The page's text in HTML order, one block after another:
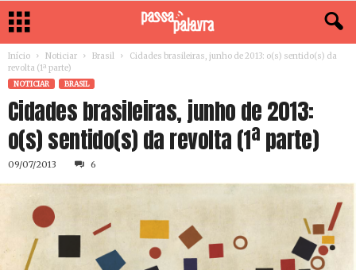
Início Noticiar Brasil
Cidades brasileiras, junho de 2013: o(s) sentido(s) da
revolta (1ª parte)
NOTICIAR BRASIL
Cidades brasileiras, junho de 2013:
o(s) sentido(s) da revolta (1ª parte)
09/07/2013 6